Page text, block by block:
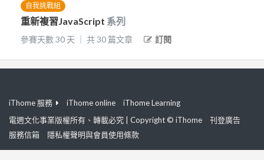
自我挑戰組
重新複習JavaScript 系列
參賽天數30 天 共30 篇文章 訂閱
iThome 服務 iThome online
iThome Learning
電週文化事業版權所有、轉載必究 | Copyright © iThome
刊登廣告
服務信箱
隱私權聲明與會員使用條款